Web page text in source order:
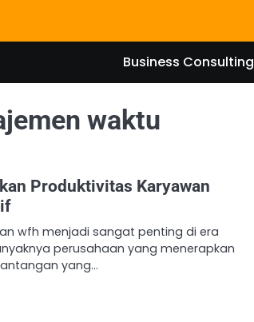
Business Consulting
waktu
Produktivitas Karyawan
wfh menjadi sangat penting di era
perusahaan yang menerapkan
yang…